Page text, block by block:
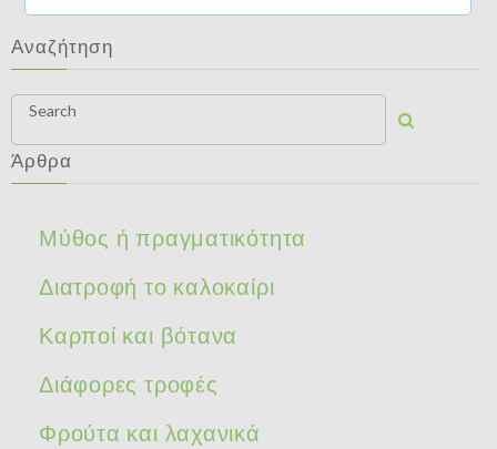
Αναζήτηση
Search
Άρθρα
Μύθος ή πραγματικότητα
Διατροφή το καλοκαίρι
Καρποί και βότανα
Διάφορες τροφές
Φρούτα και λαχανικά